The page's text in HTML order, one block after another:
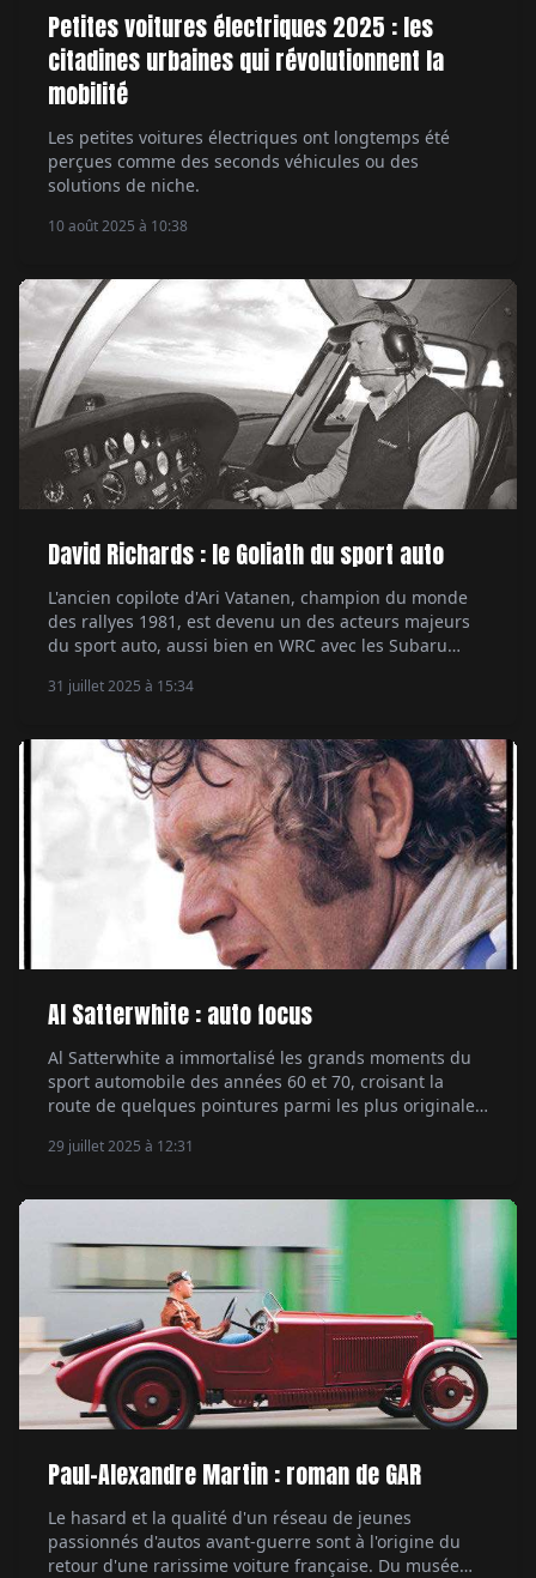
Petites voitures électriques 2025 : les
citadines urbaines qui révolutionnent la
mobilité
Les petites voitures électriques ont longtemps été
perçues comme des seconds véhicules ou des
solutions de niche.
10 août 2025 à 10:38
David Richards : le Goliath du sport auto
L'ancien copilote d'Ari Vatanen, champion du monde
des rallyes 1981, est devenu un des acteurs majeurs
du sport auto, aussi bien en WRC avec les Subaru
sans oublier la F1 avec BAR ou le Dakar avec Dacia. Par
31 juillet 2025 à 15:34
Al Satterwhite : auto focus
Al Satterwhite a immortalisé les grands moments du
sport automobile des années 60 et 70, croisant la
route de quelques pointures parmi les plus originales
passant par un certain Paul Newman. Par Jean-
29 juillet 2025 à 12:31
Paul-Alexandre Martin : roman de GAR
Le hasard et la qualité d'un réseau de jeunes
passionnés d'autos avant-guerre sont à l'origine du
retour d'une rarissime voiture française. Du musée